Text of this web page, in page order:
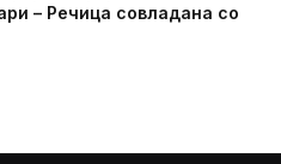
– Речица совладана со